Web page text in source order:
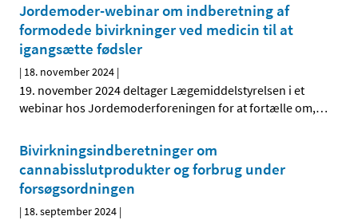
Jordemoder-webinar om indberetning af
formodede bivirkninger ved medicin til at
igangsætte fødsler
| 18. november 2024 |
19. november 2024 deltager Lægemiddelstyrelsen i et
webinar hos Jordemoderforeningen for at fortælle om,…
Bivirkningsindberetninger om
cannabisslutprodukter og forbrug under
forsøgsordningen
| 18. september 2024 |